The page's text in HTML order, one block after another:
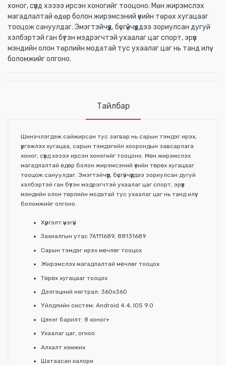
хоног, сүүлд хэзээ ирсэн хоногийг тооцоно. Мөн жирэмслэх
магадлалтай өдөр болон жирэмсэний үеийн төрөх хугацааг
тооцож сануулдаг. Эмэгтэйчүүд, бүсгүйчүүддээ зориулсан дугуй
хэлбэртэй ган бүтэн мэдрэгчтэй ухаалаг цаг спорт, эрүүл
мэндийн олон төрлийн модатай тус ухаалаг цаг нь танд илүү
боломжийг олгоно.
Тайлбар
Шинэчлэгдэж сайжирсан тус загвар нь сарын тэмдэг ирэх,
үргэжлэх хугацаа, сарын тэмдэгийн хоорондын завсарлага
хоног, сүүлд хэзээ ирсэн хоногийг тооцоно. Мөн жирэмслэх
магадлалтай өдөр болон жирэмсэний үеийн төрөх хугацааг
тооцож сануулдаг. Эмэгтэйчүүд, бүсгүйчүүддээ зориулсан дугуй
хэлбэртэй ган бүтэн мэдрэгчтэй ухаалаг цаг спорт, эрүүл
мэндийн олон төрлийн модатай тус ухаалаг цаг нь танд илүү
боломжийг олгоно.
Хүргэлт үнэгүй
Захиалгын утас 76111689, 88131689
Сарын тэмдэг ирэх мөчлөг тооцох
Жирэмслэх магадлалтай мөчлөг тооцох
Төрөх хугацааг тооцох
Дэлгэцний нягтрал: 360х360
Үйлдлийн систем: Android 4.4, IOS 9.0
Цэнэг барилт: 8 хоног+
Ухаалаг цаг, огноо
Алхалт хэмжих
Шатаасан калори